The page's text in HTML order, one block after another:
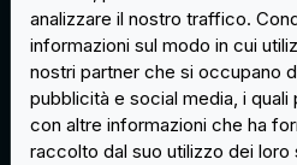
Opzioni Creative: Glow-in-
Personalizzate
Il divertimento non finisce
speciali delle patchcome
fosforescenti per un tocco
riflettenti per un look che
analizzare il nostro traffico.
informazioni sul modo in cui
nostri partner che si occupano
pubblicità e social media, i
con altre informazioni che ha
raccolto dal suo utilizzo dei loro